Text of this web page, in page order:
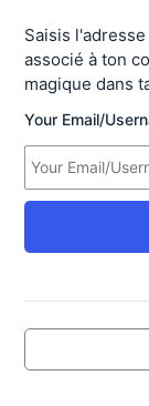
Se
Saisis
associé à ton
magique dans
Your Email/